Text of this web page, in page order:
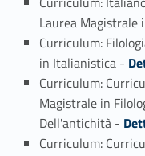
Laurea
Curriculum:
in Italianistica - Link identifier #identifier_person_161726-2
Curriculum:
Magistrale in
Dell'antichità - Link identifier #identifier_person_154167-3
Curriculum: